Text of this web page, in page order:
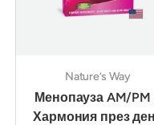
Nature’s Way
Менопауза AM/PM
Хармония през